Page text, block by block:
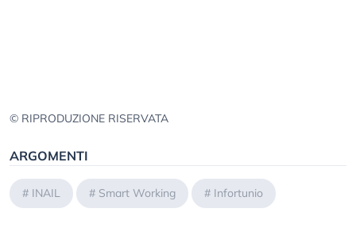
© RIPRODUZIONE RISERVATA
ARGOMENTI
# INAIL # Smart Working # Infortunio